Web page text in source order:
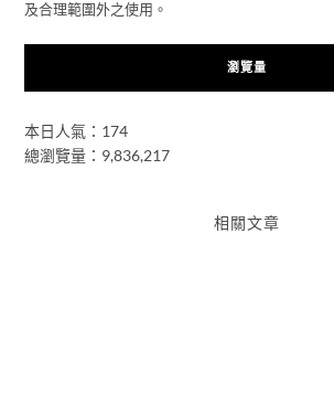
及合理範圍外之使用。
瀏覽量
本日人氣：174
總瀏覽量：9,836,217
相關文章